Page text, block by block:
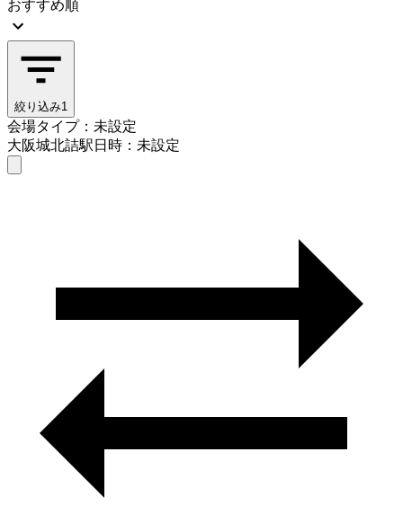
おすすめ順
絞り込み1
会場タイプ：未設定
大阪城北詰駅日時：未設定